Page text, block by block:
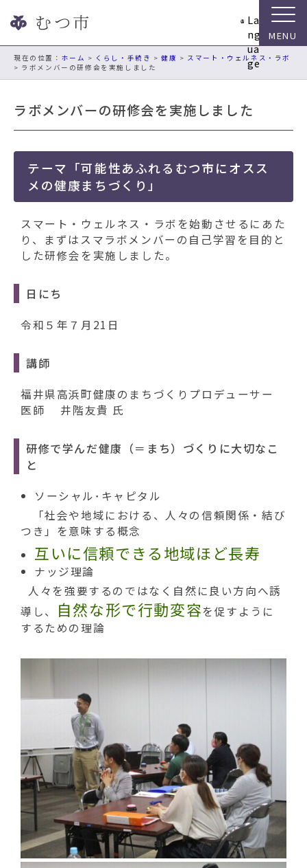
ビ
La
ng
ua
ge
現在の位置： ホーム > くらし・手続き >健康 > スマート・ウェルネス・ラボ
> ラボメンバーの研修会を実施しました
ラボメンバーの研修会を実施しました
テーマ「可能性あふれるむつ市にオスス
メの健康まちづくり」
スマート・ウェルネス・ラボを始動させるにあた
り、まずはスマラボメンバーの自己学習を目的と
した研修会を実施しました。
日にち
令和５年７月21日
講師
福井県高浜町健康のまちづくりプロデューサー
医師 井階友貴 氏
研修で学んだ健康（＝まち）づくりに大切なこ
と
ソーシャル･キャピタル
「社会や地域における、人々の信頼関係・結び
つき」を意味する概念
互いに信頼できる地域ほど長寿
ナッジ理論
人々を強要するのではなく自然に良い方向へ誘
導し、
自然な形で行動変容を促すように
するための理論